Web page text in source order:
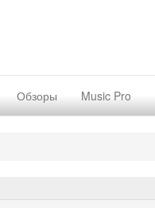
Обзоры Music Pro